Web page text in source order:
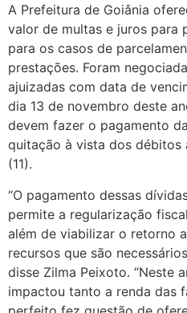
A Prefeitura de Goiânia
valor de multas e juros para
para os casos de
prestações. Foram
ajuizadas com data de
dia 13 de novembro deste
devem fazer o pagamento
quitação à vista dos
(11).
“O pagamento dessas
permite a regularização
além de viabilizar o retorno
recursos que são
disse Zilma Peixoto. “Neste
impactou tanto a renda das